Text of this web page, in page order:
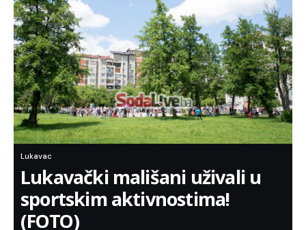
Lukavac
Lukavački mališani uživali u
sportskim aktivnostima!
(FOTO)